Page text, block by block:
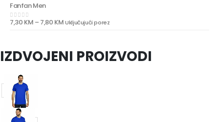
Fanfan Men
0out of 5
7,30 KM – 7,80 KMUključujući porez
IZDVOJENI PROIZVODI